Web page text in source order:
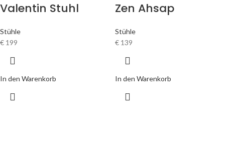
Valentin Stuhl
Stühle
€ 199
In den Warenkorb
Zen Ahsap
Stühle
€ 139
In den Warenkorb